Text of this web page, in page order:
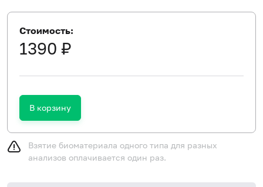
Стоимость:
1390 ₽
В корзину
Взятие биоматериала одного типа для разных
анализов оплачивается один раз.